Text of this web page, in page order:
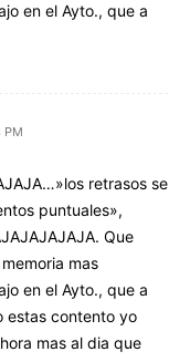
en el Ayto., que a
PM
retrasos se
puntuales»,
Que
mas
en el Ayto., que a
estas contento yo
mas al dia que